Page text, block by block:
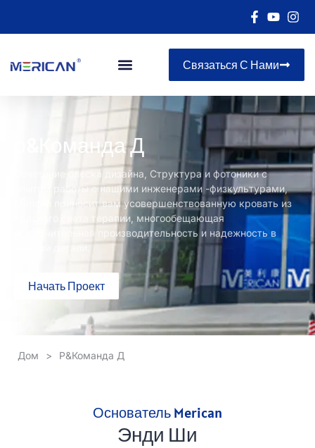
Связаться С Нами
р&Команда Д
Сочетание блеска дизайна, Структура и фотоники с
опытом работы с нашими инженерами -физкультурами,
Merican приносит вам усовершенствованную кровать из
красного света терапии, многообещающая
исключительная производительность и надежность в
каждой детали.
Начать Проект
Дом > Р&Команда Д
Основатель Merican
Энди Ши